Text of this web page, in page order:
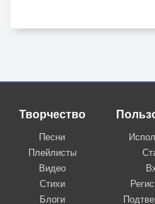
Творчество
Песни
Плейлисты
Видео
Стихи
Блоги